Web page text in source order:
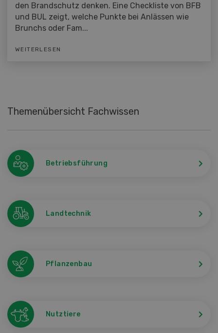
den Brandschutz denken. Eine Checkliste von BFB
und BUL zeigt, welche Punkte bei Anlässen wie
Brunchs oder Fam...
WEITERLESEN
Themenübersicht Fachwissen
Betriebsführung
Landtechnik
Pflanzenbau
Nutztiere